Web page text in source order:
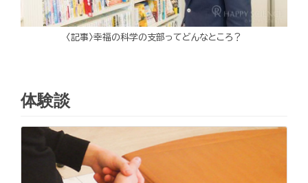
〈記事〉幸福の科学の支部ってどんなところ？
体験談